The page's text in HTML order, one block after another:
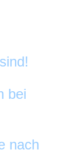
bei
nach